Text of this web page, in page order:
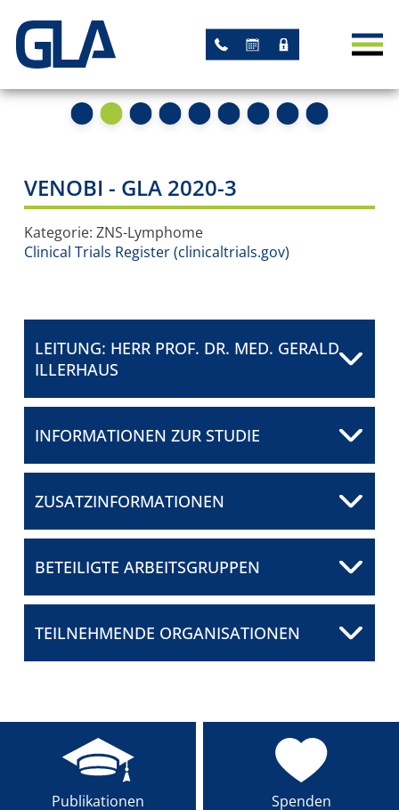
AKTUELLES
TERMINE
STUDIEN
AKADEMISCHE STUDIEN
STUDIEN MIT GLA-
ARBEITSGRUPPEN
FÜR PATIENTEN
ÜBER UNS
ORGANISATIONEN
SCORES
PROGRAMM
VENOBI - GLA 2020-3
Kategorie: ZNS-Lymphome
Clinical Trials Register (clinicaltrials.gov)
LEITUNG: HERR PROF. DR. MED. GERALD
ILLERHAUS
Herr Prof. Dr. med. Gerald
Illerhaus
INFORMATIONEN ZUR STUDIE
ZUSATZINFORMATIONEN
BETEILIGTE ARBEITSGRUPPEN
TEILNEHMENDE ORGANISATIONEN
Publikationen Spenden